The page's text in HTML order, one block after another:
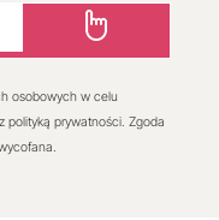
osobowych w celu
polityką prywatności. Zgoda